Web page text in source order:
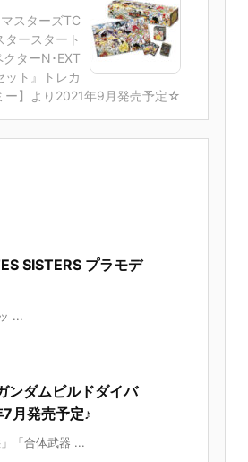
スターズTC
ースタート
ターN･EXT
ット』トレカ
ー】より2021年9月発売予定☆
SISTERS プラモデ
...
ンダムビルドダイバ
月発売予定♪
「合体武器 ...